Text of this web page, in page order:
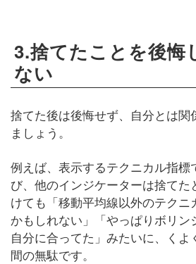
3.捨てたことを後悔
ない
捨てた後は後悔せず、自分とは関
ましょう。
例えば、表示するテクニカル指標
び、他のインジケーターは捨てた
けても「移動平均線以外のテクニ
かもしれない」「やっぱりボリ
自分に合ってた」みたいに、く
間の無駄です。